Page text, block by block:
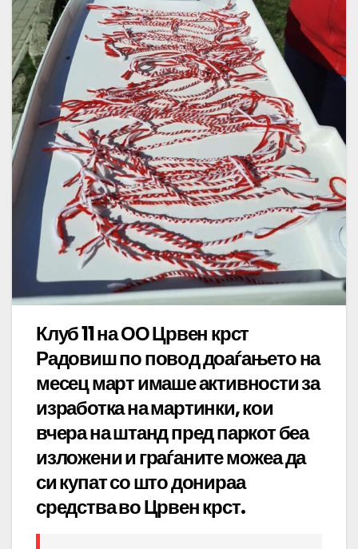
Клуб 11 на ОО Црвен крст
Радовиш по повод доаѓањето на
месец март имаше активности за
изработка на мартинки, кои
вчера на штанд пред паркот беа
изложени и граѓаните можеа да
си купат со што донираа
средства во Црвен крст.